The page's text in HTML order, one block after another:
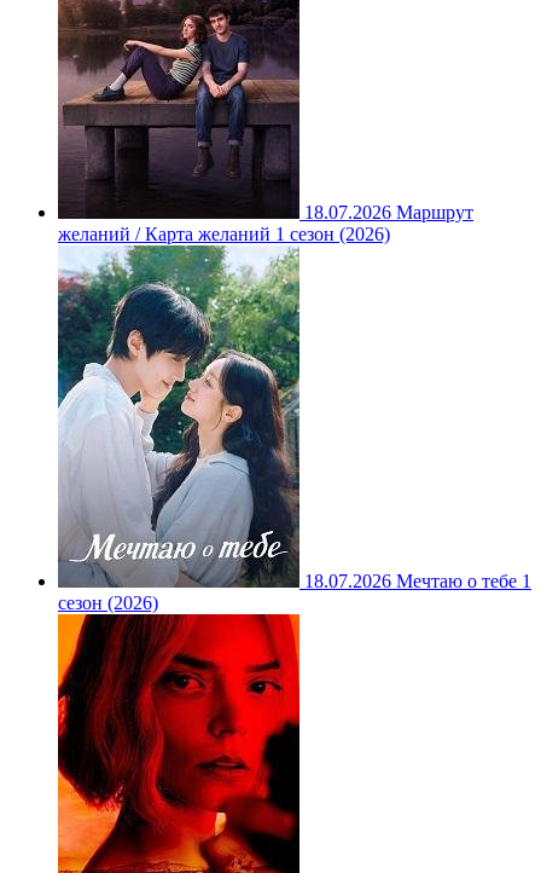
18.07.2026 Маршрут
желаний / Карта желаний 1 сезон (2026)
18.07.2026 Мечтаю о тебе 1
сезон (2026)